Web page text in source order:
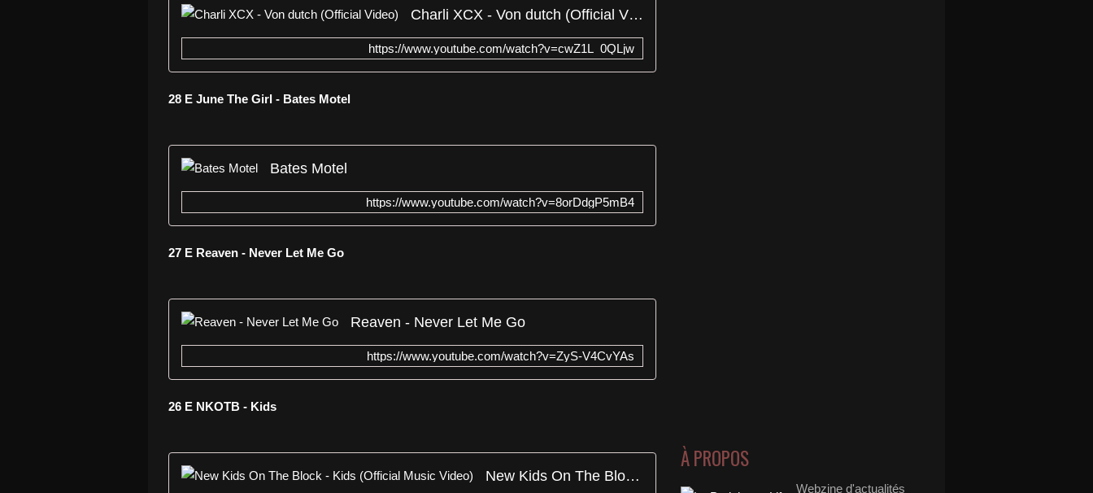
Charli XCX - Von dutch (Official Video)
https://www.youtube.com/watch?v=cwZ1L_0QLjw
28 E June The Girl - Bates Motel
Bates Motel
https://www.youtube.com/watch?v=8orDdgP5mB4
27 E Reaven - Never Let Me Go
Reaven - Never Let Me Go
https://www.youtube.com/watch?v=ZyS-V4CvYAs
26 E NKOTB - Kids
New Kids On The Block - Kids (Official Music Video)
À PROPOS
Webzine d'actualités